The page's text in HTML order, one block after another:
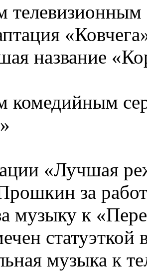
название
«Лучшая
за
музыку к
музыка к